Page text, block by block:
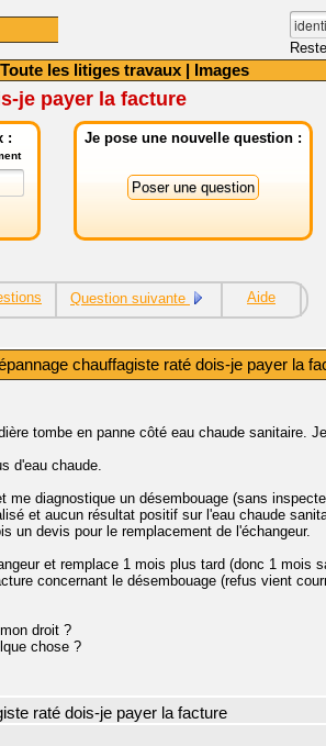
Toute les litiges travaux | Images
je payer la facture
: Je pose une nouvelle question :
Question suivante Aide
chauffagiste raté dois-je payer la
tombe en panne côté eau chaude sanitaire.
d'eau chaude.
me diagnostique un désembouage (sans
et aucun résultat positif sur l'eau chaude
un devis pour le remplacement de l'échangeur.
et remplace 1 mois plus tard (donc 1 mois
concernant le désembouage (refus vient
droit ?
chose ?
raté dois-je payer la facture